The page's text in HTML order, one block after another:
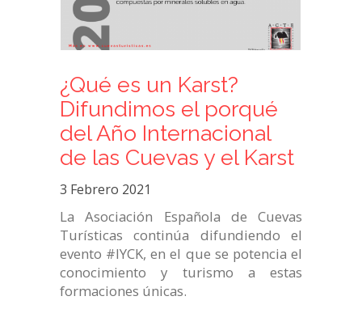
¿Qué es un Karst?
Difundimos el porqué
del Año Internacional
de las Cuevas y el Karst
3 Febrero 2021
La Asociación Española de Cuevas
Turísticas continúa difundiendo el
evento #IYCK, en el que se potencia el
conocimiento y turismo a estas
formaciones únicas.